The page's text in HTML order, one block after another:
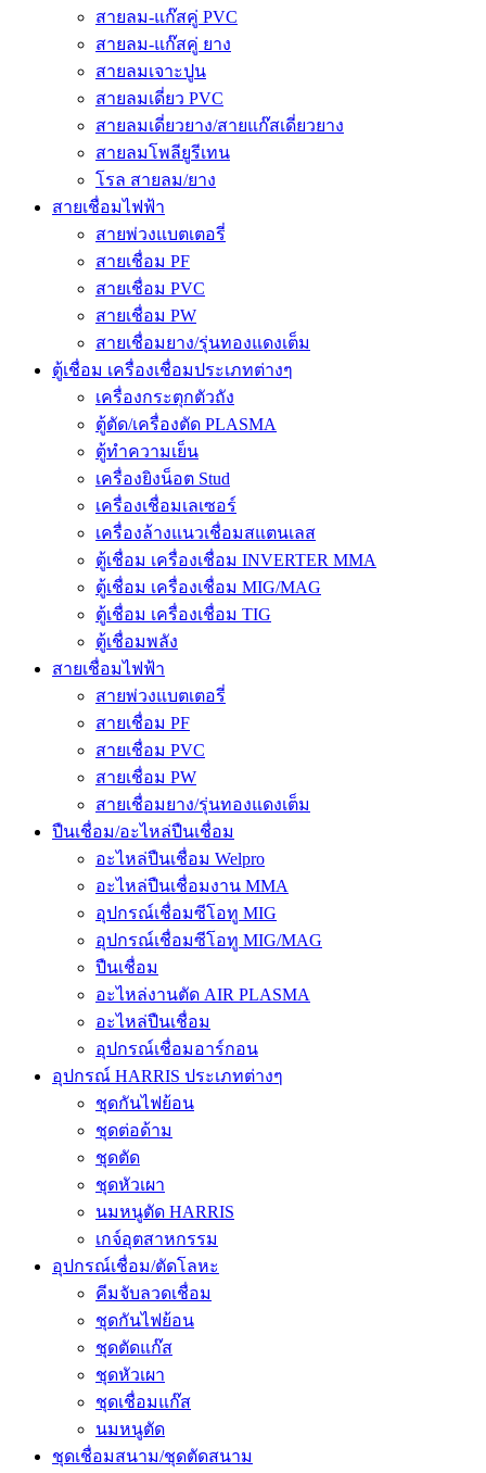
สายลม-แก๊สคู่ PVC
สายลม-แก๊สคู่ ยาง
สายลมเจาะปูน
สายลมเดี่ยว PVC
สายลมเดี่ยวยาง/สายแก๊สเดี่ยวยาง
สายลมโพลียูรีเทน
โรล สายลม/ยาง
สายเชื่อมไฟฟ้า
สายพ่วงแบตเตอรี่
สายเชื่อม PF
สายเชื่อม PVC
สายเชื่อม PW
สายเชื่อมยาง/รุ่นทองแดงเต็ม
ตู้เชื่อม เครื่องเชื่อมประเภทต่างๆ
เครื่องกระตุกตัวถัง
ตู้ตัด/เครื่องตัด PLASMA
ตู้ทำความเย็น
เครื่องยิงน็อต Stud
เครื่องเชื่อมเลเซอร์
เครื่องล้างแนวเชื่อมสแตนเลส
ตู้เชื่อม เครื่องเชื่อม INVERTER MMA
ตู้เชื่อม เครื่องเชื่อม MIG/MAG
ตู้เชื่อม เครื่องเชื่อม TIG
ตู้เชื่อมพลัง
สายเชื่อมไฟฟ้า
สายพ่วงแบตเตอรี่
สายเชื่อม PF
สายเชื่อม PVC
สายเชื่อม PW
สายเชื่อมยาง/รุ่นทองแดงเต็ม
ปืนเชื่อม/อะไหล่ปืนเชื่อม
อะไหล่ปืนเชื่อม Welpro
อะไหล่ปืนเชื่อมงาน MMA
อุปกรณ์เชื่อมซีโอทู MIG
อุปกรณ์เชื่อมซีโอทู MIG/MAG
ปืนเชื่อม
อะไหล่งานตัด AIR PLASMA
อะไหล่ปืนเชื่อม
อุปกรณ์เชื่อมอาร์กอน
อุปกรณ์ HARRIS ประเภทต่างๆ
ชุดกันไฟย้อน
ชุดต่อด้าม
ชุดตัด
ชุดหัวเผา
นมหนูตัด HARRIS
เกจ์อุตสาหกรรม
อุปกรณ์เชื่อม/ตัดโลหะ
คีมจับลวดเชื่อม
ชุดกันไฟย้อน
ชุดตัดแก๊ส
ชุดหัวเผา
ชุดเชื่อมแก๊ส
นมหนูตัด
ชุดเชื่อมสนาม/ชุดตัดสนาม